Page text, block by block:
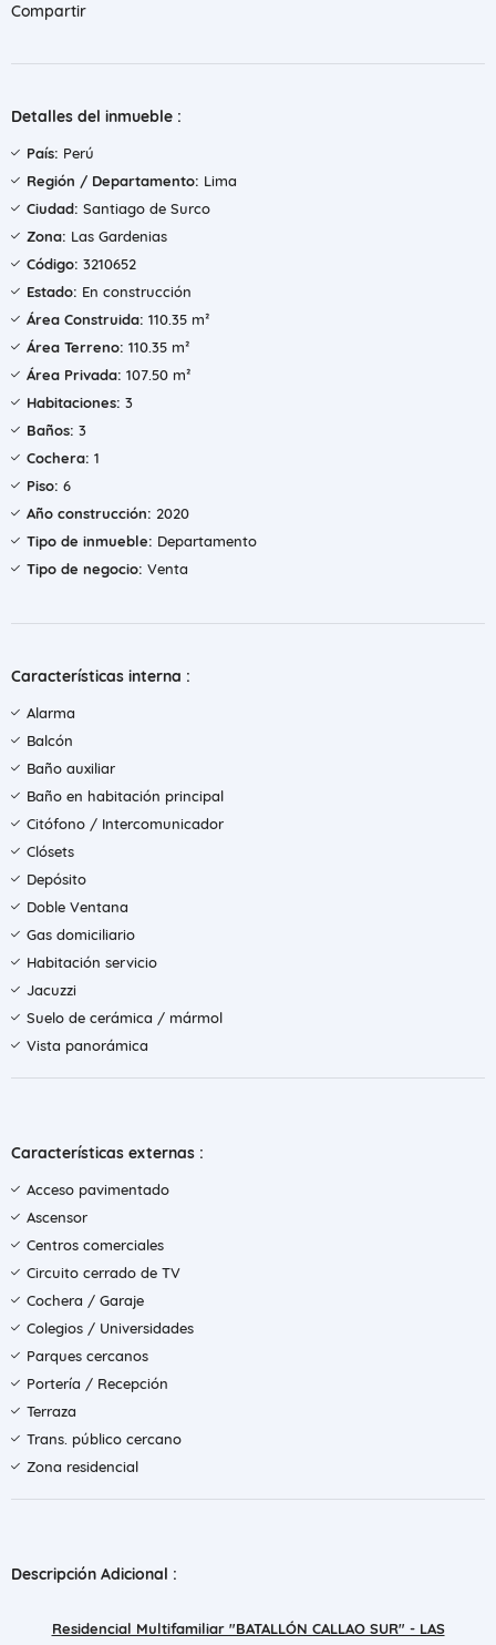
Compartir
Detalles del inmueble :
País: Perú
Región / Departamento: Lima
Ciudad: Santiago de Surco
Zona: Las Gardenias
Código: 3210652
Estado: En construcción
Área Construida: 110.35 m²
Área Terreno: 110.35 m²
Área Privada: 107.50 m²
Habitaciones: 3
Baños: 3
Cochera: 1
Piso: 6
Año construcción: 2020
Tipo de inmueble: Departamento
Tipo de negocio: Venta
Características interna :
Alarma
Balcón
Baño auxiliar
Baño en habitación principal
Citófono / Intercomunicador
Clósets
Depósito
Doble Ventana
Gas domiciliario
Habitación servicio
Jacuzzi
Suelo de cerámica / mármol
Vista panorámica
Características externas :
Acceso pavimentado
Ascensor
Centros comerciales
Circuito cerrado de TV
Cochera / Garaje
Colegios / Universidades
Parques cercanos
Portería / Recepción
Terraza
Trans. público cercano
Zona residencial
Descripción Adicional :
Residencial Multifamiliar "BATALLÓN CALLAO SUR" - LAS